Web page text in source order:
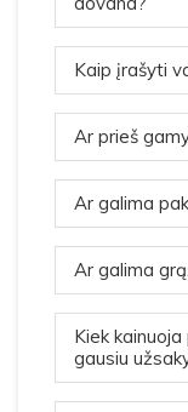
Kaip įrašyti
Ar prieš
Ar galima
Ar galima
Kiek
gausiu